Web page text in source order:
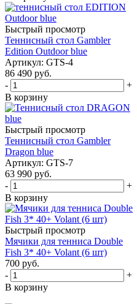
Быстрый просмотр
Теннисный стол Gambler
Edition Outdoor blue
Артикул: GTS-4
86 490 руб.
-
+
В корзину
Быстрый просмотр
Теннисный стол Gambler
Dragon blue
Артикул: GTS-7
63 990 руб.
-
+
В корзину
Быстрый просмотр
Мячики для тенниса Double
Fish 3* 40+ Volant (6 шт)
700 руб.
-
+
В корзину